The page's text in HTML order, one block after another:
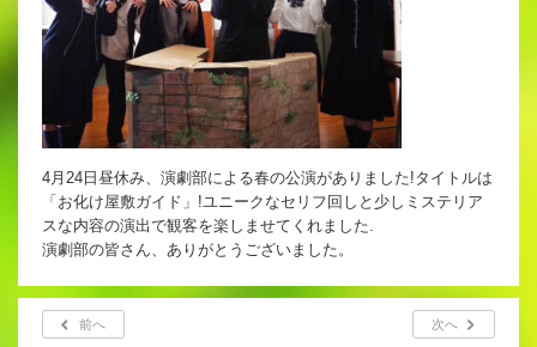
4月24日昼休み、演劇部による春の公演がありました!タイトルは
「お化け屋敷ガイド」!ユニークなセリフ回しと少しミステリア
スな内容の演出で観客を楽しませてくれました.
演劇部の皆さん、ありがとうございました。
前へ 次へ